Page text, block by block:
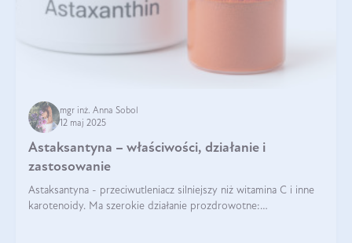
mgr inż. Anna Sobol
12 maj 2025
Astaksantyna – właściwości, działanie i
zastosowanie
Astaksantyna - przeciwutleniacz silniejszy niż witamina C i inne
karotenoidy. Ma szerokie działanie prozdrowotne: